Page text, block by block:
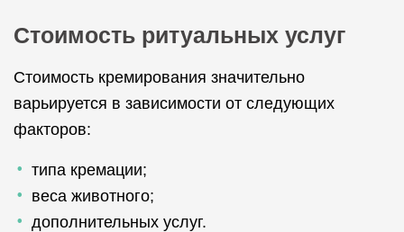
Стоимость ритуальных услуг
Стоимость кремирования значительно
варьируется в зависимости от следующих
факторов:
типа кремации;
веса животного;
дополнительных услуг.